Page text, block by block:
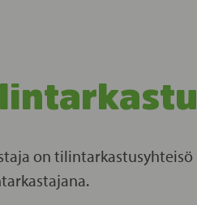
on tilintarkastusyhteisö